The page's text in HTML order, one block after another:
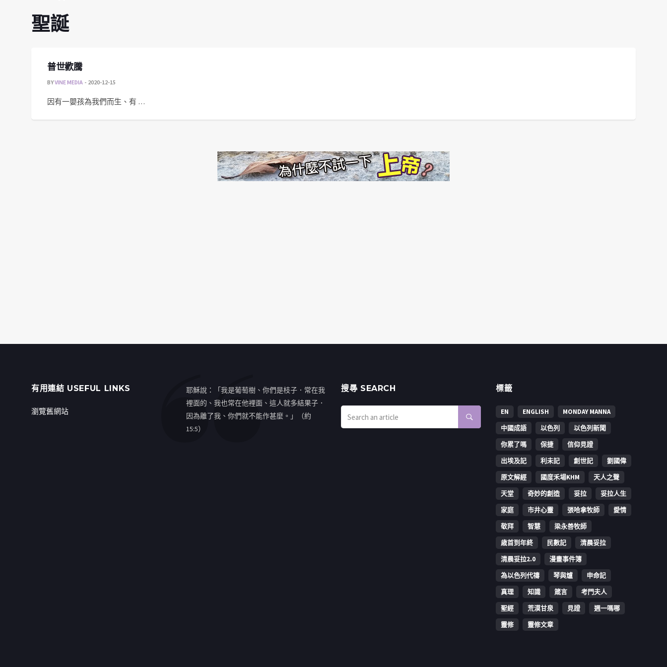
聖誕
普世歡騰
BYVINE MEDIA 2020-12-15
因有一嬰孩為我們而生、有 …
有用連結 USEFUL LINKS
瀏覽舊網站
耶穌說：「我是葡萄樹、你們是枝子．常在我
裡面的、我也常在他裡面、這人就多結果子．
因為離了我、你們就不能作甚麼。」（約
15:5）
搜㝷 SEARCH 標籤
EN ENGLISH
MONDAY MANNA
中國成語
以色列
以色列新聞
你累了嗎
保捷
信仰見證
出埃及記
利未記 創世記
劉國偉
原文解經
國度禾場KHM
天人之聲
天堂
奇妙的創造 妥拉
妥拉人生
家庭
市井心靈 張哈拿牧師
愛情
敬拜
智慧
梁永善牧師
歳首到年終
民數記
清晨妥拉
清晨妥拉2.0
漫畫事件簿
為以色列代禱
琴與爐
申命記
真理
知識 箴言
考門夫人
聖經
荒漠甘泉 見證
週一嗎哪
靈修
靈修文章